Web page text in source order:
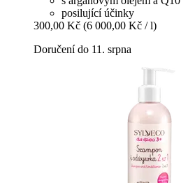
posilující účinky
300,00 Kč (6 000,00 Kč / l)
Doručení do 11. srpna